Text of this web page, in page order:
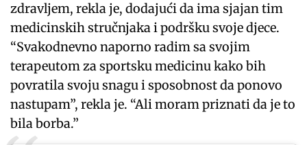
zdravljem, rekla je, dodajući da ima sjajan tim
medicinskih stručnjaka i podršku svoje djece.
“Svakodnevno naporno radim sa svojim
terapeutom za sportsku medicinu kako bih
povratila svoju snagu i sposobnost da ponovo
nastupam”, rekla je. “Ali moram priznati da je to
bila borba.”